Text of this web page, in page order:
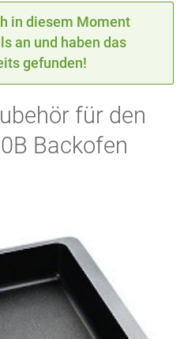
in diesem Moment
an und haben das
gefunden!
für den
Backofen